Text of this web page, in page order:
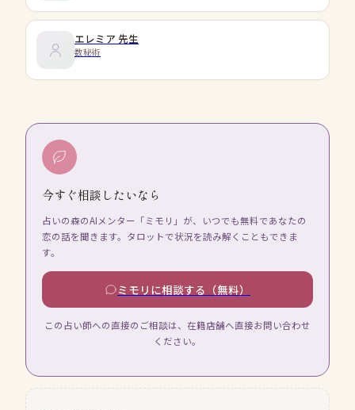
エレミア 先生
数秘術
今すぐ相談したいなら
占いの森のAIメンター「ミモリ」が、いつでも無料であなたの
恋の話を聞きます。タロットで状況を読み解くこともできま
す。
ミモリに相談する（無料）
この占い師への直接のご相談は、在籍店舗へ直接お問い合わせ
ください。